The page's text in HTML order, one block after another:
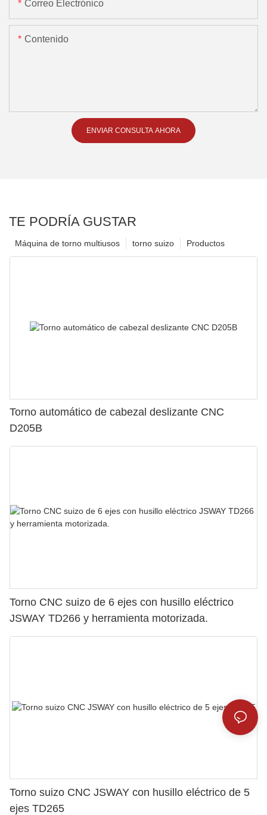
Correo Electrónico
Contenido
ENVIAR CONSULTA AHORA
TE PODRÍA GUSTAR
Productos
torno suizo
Máquina de torno multiusos
Torno automático de cabezal deslizante CNC
D205B
Torno CNC suizo de 6 ejes con husillo eléctrico
JSWAY TD266 y herramienta motorizada.
Torno suizo CNC JSWAY con husillo eléctrico de 5
ejes TD265